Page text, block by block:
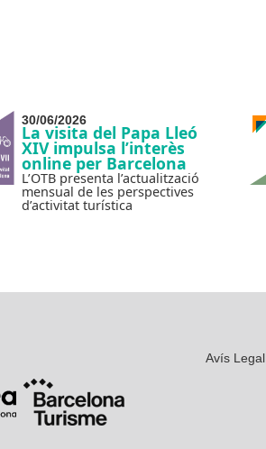
30/06/2026
La visita del Papa Lleó
XIV impulsa l’interès
online per Barcelona
L’OTB presenta l’actualització
mensual de les perspectives
d’activitat turística
Avís Legal